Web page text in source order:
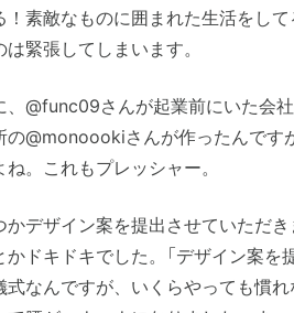
！素敵なものに囲まれた生活をし
は緊張してしまいます。
、@func09さんが起業前にいた会
の@monoookiさんが作ったんです
ね。これもプレッシャー。
かデザイン案を提出させていただ
かドキドキでした。「デザイン案を
式なんですが、いくらやっても慣